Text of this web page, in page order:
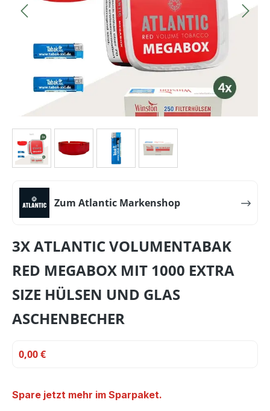
Zum Atlantic Markenshop
3X ATLANTIC VOLUMENTABAK
RED MEGABOX MIT 1000 EXTRA
SIZE HÜLSEN UND GLAS
ASCHENBECHER
0,00 €
Spare jetzt mehr im Sparpaket.